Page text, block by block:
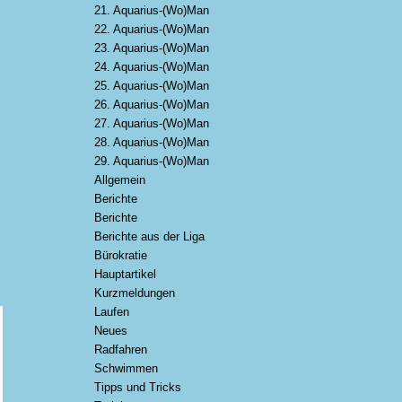
21. Aquarius-(Wo)Man
22. Aquarius-(Wo)Man
23. Aquarius-(Wo)Man
24. Aquarius-(Wo)Man
25. Aquarius-(Wo)Man
26. Aquarius-(Wo)Man
27. Aquarius-(Wo)Man
28. Aquarius-(Wo)Man
29. Aquarius-(Wo)Man
Allgemein
Berichte
Berichte
Berichte aus der Liga
Bürokratie
Hauptartikel
Kurzmeldungen
Laufen
Neues
Radfahren
Schwimmen
Tipps und Tricks